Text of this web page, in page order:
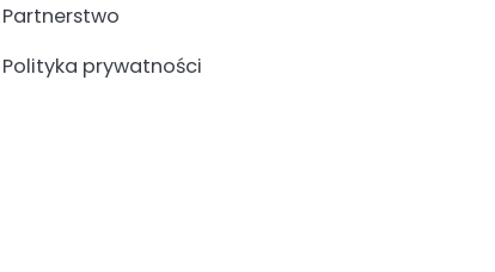
Partnerstwo
Polityka prywatności